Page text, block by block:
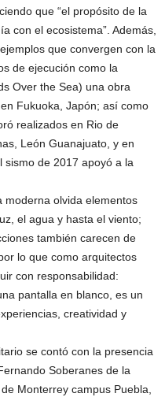
que “el propósito de la
con el ecosistema”. Además,
que convergen con la
de ejecución como la
Over the Sea) una obra
Fukuoka, Japón; así como
realizados en Rio de
León Guanajuato, y en
sismo de 2017 apoyó a la
moderna olvida elementos
el agua y hasta el viento;
también carecen de
lo que como arquitectos
con responsabilidad:
pantalla en blanco, es un
creatividad y
se contó con la presencia
Soberanes de la
Monterrey campus Puebla,